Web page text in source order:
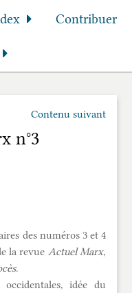
Contribuer
Contenu suivant
n°3
des numéros 3 et 4
la revue Actuel Marx,
.
idée du